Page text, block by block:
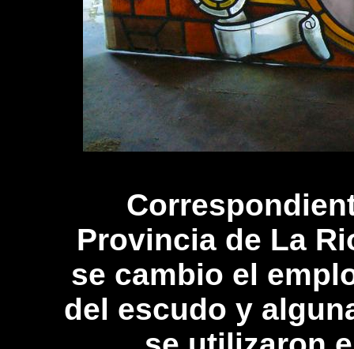
Provincia de La
se cambio el
del escudo y